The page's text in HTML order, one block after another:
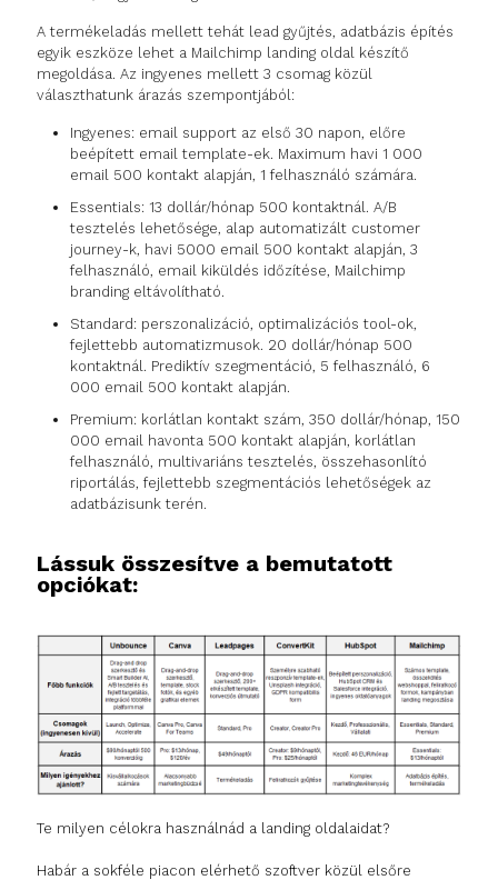
A termékeladás mellett tehát lead gyűjtés, adatbázis építés
egyik eszköze lehet a Mailchimp landing oldal készítő
megoldása. Az ingyenes mellett 3 csomag közül
választhatunk árazás szempontjából:
Ingyenes: email support az első 30 napon, előre
beépített email template-ek. Maximum havi 1 000
email 500 kontakt alapján, 1 felhasználó számára.
Essentials: 13 dollár/hónap 500 kontaktnál. A/B
tesztelés lehetősége, alap automatizált customer
journey-k, havi 5000 email 500 kontakt alapján, 3
felhasználó, email kiküldés időzítése, Mailchimp
branding eltávolítható.
Standard: perszonalizáció, optimalizációs tool-ok,
fejlettebb automatizmusok. 20 dollár/hónap 500
kontaktnál. Prediktív szegmentáció, 5 felhasználó, 6
000 email 500 kontakt alapján.
Premium: korlátlan kontakt szám, 350 dollár/hónap, 150
000 email havonta 500 kontakt alapján, korlátlan
felhasználó, multivariáns tesztelés, összehasonlító
riportálás, fejlettebb szegmentációs lehetőségek az
adatbázisunk terén.
Lássuk összesítve a bemutatott
opciókat:
Te milyen célokra használnád a landing oldalaidat?
Habár a sokféle piacon elérhető szoftver közül elsőre